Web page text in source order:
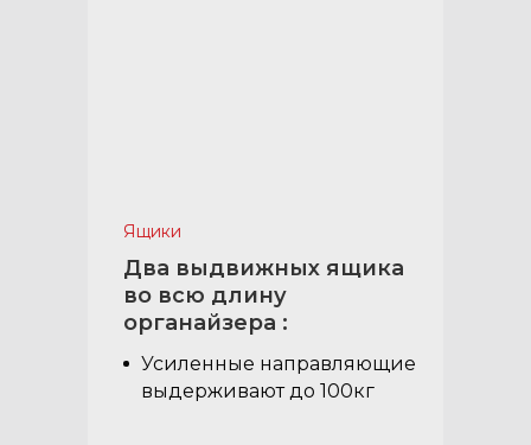
Ящики
Два выдвижных ящика
во всю длину
органайзера :
Усиленные направляющие
выдерживают до 100кг